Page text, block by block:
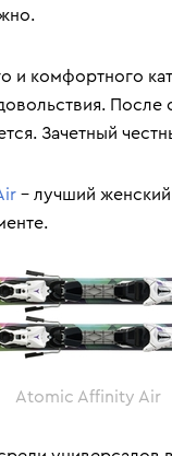
и комфортного
После
Зачетный
– лучший
Atomic Affinity Air